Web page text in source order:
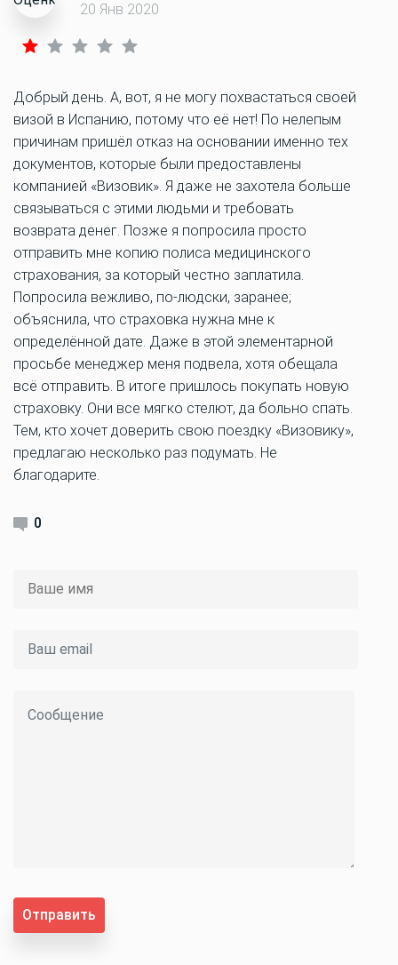
20 Янв 2020
Добрый день. А, вот, я не могу похвастаться своей
визой в Испанию, потому что её нет! По нелепым
причинам пришёл отказ на основании именно тех
документов, которые были предоставлены
компанией «Визовик». Я даже не захотела больше
связываться с этими людьми и требовать
возврата денег. Позже я попросила просто
отправить мне копию полиса медицинского
страхования, за который честно заплатила.
Попросила вежливо, по-людски, заранее;
объяснила, что страховка нужна мне к
определённой дате. Даже в этой элементарной
просьбе менеджер меня подвела, хотя обещала
всё отправить. В итоге пришлось покупать новую
страховку. Они все мягко стелют, да больно спать.
Тем, кто хочет доверить свою поездку «Визовику»,
предлагаю несколько раз подумать. Не
благодарите.
0
Отправить